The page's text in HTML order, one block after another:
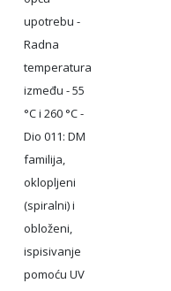
upotrebu -
Radna
temperatura
između - 55
°C i 260 °C -
Dio 011: DM
familija,
oklopljeni
(spiralni) i
obloženi,
ispisivanje
pomoću UV